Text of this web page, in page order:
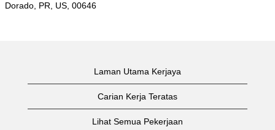
Dorado, PR, US, 00646
Laman Utama Kerjaya
Carian Kerja Teratas
Lihat Semua Pekerjaan